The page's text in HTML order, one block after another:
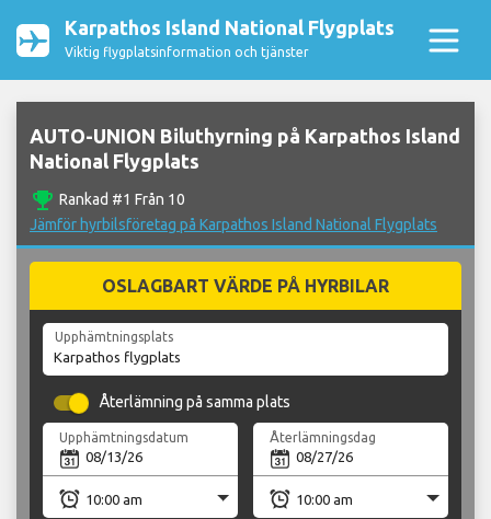
Karpathos Island National Flygplats
Viktig flygplatsinformation och tjänster
AUTO-UNION Biluthyrning på Karpathos Island
National Flygplats
emoji_events Rankad #1 Från 10
Jämför hyrbilsföretag på Karpathos Island National Flygplats
OSLAGBART VÄRDE PÅ HYRBILAR
Upphämtningsplats
Återlämning på samma plats
Upphämtningsdatum Återlämningsdag